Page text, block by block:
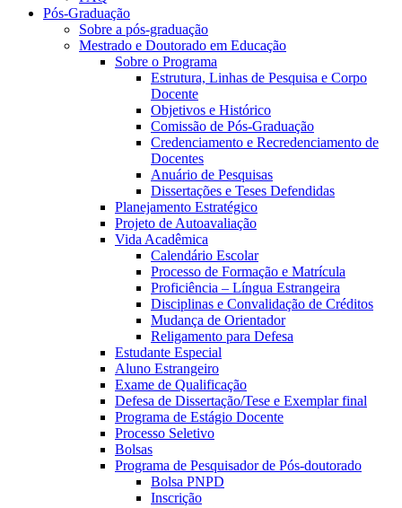
Pós-Graduação
Sobre a pós-graduação
Mestrado e Doutorado em Educação
Sobre o Programa
Estrutura, Linhas de Pesquisa e Corpo
Docente
Objetivos e Histórico
Comissão de Pós-Graduação
Credenciamento e Recredenciamento de
Docentes
Anuário de Pesquisas
Dissertações e Teses Defendidas
Planejamento Estratégico
Projeto de Autoavaliação
Vida Acadêmica
Calendário Escolar
Processo de Formação e Matrícula
Proficiência – Língua Estrangeira
Disciplinas e Convalidação de Créditos
Mudança de Orientador
Religamento para Defesa
Estudante Especial
Aluno Estrangeiro
Exame de Qualificação
Defesa de Dissertação/Tese e Exemplar final
Programa de Estágio Docente
Processo Seletivo
Bolsas
Programa de Pesquisador de Pós-doutorado
Bolsa PNPD
Inscrição